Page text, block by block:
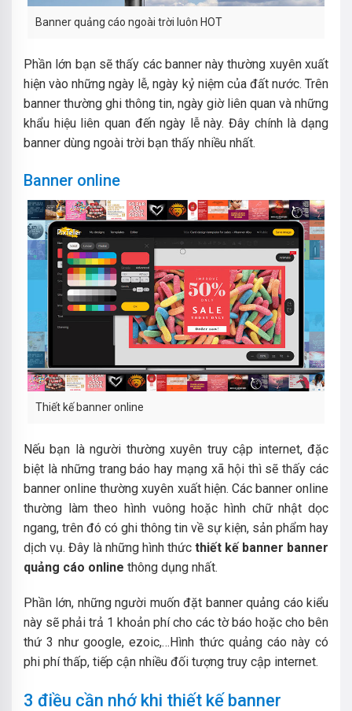
Banner quảng cáo ngoài trời luôn HOT
Phần lớn bạn sẽ thấy các banner này thường xuyên xuất
hiện vào những ngày lễ, ngày kỷ niệm của đất nước. Trên
banner thường ghi thông tin, ngày giờ liên quan và những
khẩu hiệu liên quan đến ngày lễ này. Đây chính là dạng
banner dùng ngoài trời bạn thấy nhiều nhất.
Banner online
Thiết kế banner online
Nếu bạn là người thường xuyên truy cập internet, đặc
biệt là những trang báo hay mạng xã hội thì sẽ thấy các
banner online thường xuyên xuất hiện. Các banner online
thường làm theo hình vuông hoặc hình chữ nhật dọc
ngang, trên đó có ghi thông tin về sự kiện, sản phẩm hay
dịch vụ. Đây là những hình thức thiết kế banner banner
quảng cáo online thông dụng nhất.
Phần lớn, những người muốn đặt banner quảng cáo kiểu
này sẽ phải trả 1 khoản phí cho các tờ báo hoặc cho bên
thứ 3 như google, ezoic,…Hình thức quảng cáo này có
phi phí thấp, tiếp cận nhiều đối tượng truy cập internet.
3 điều cần nhớ khi thiết kế banner